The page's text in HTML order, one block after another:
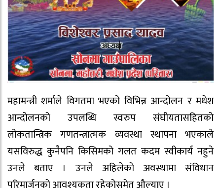
महामन्त्री शर्माले विगतमा भएको विभिन्न आन्दोलन र मधेश
आन्दोलनको उपलब्धि स्वरुप संघीयतासहितको
लोकतान्त्रिक गणतन्त्रात्मक व्यवस्था स्थापना भएकाले
यसविरुद्ध कुनैपनि किसिमको गलत कदम स्वीकार्य नहुने
उनले बताए । उनले अहिलेको अवस्थामा संविधान